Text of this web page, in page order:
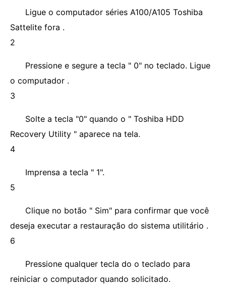
Ligue o computador séries A100/A105 Toshiba
Sattelite fora .
2
Pressione e segure a tecla " 0" no teclado. Ligue
o computador .
3
Solte a tecla "0" quando o " Toshiba HDD
Recovery Utility " aparece na tela.
4
Imprensa a tecla " 1".
5
Clique no botão " Sim" para confirmar que você
deseja executar a restauração do sistema utilitário .
6
Pressione qualquer tecla do o teclado para
reiniciar o computador quando solicitado.